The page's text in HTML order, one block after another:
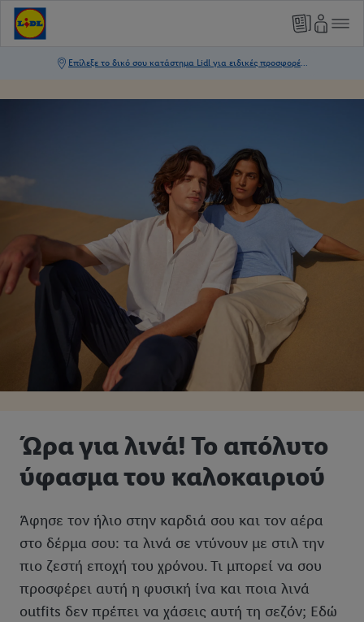
Ώρα για λινά! Το απόλυτο
ύφασμα του καλοκαιριού
Άφησε τον ήλιο στην καρδιά σου και τον αέρα
στο δέρμα σου: τα λινά σε ντύνουν με στιλ την
πιο ζεστή εποχή του χρόνου. Τι μπορεί να σου
προσφέρει αυτή η φυσική ίνα και ποια λινά
outfits δεν πρέπει να χάσεις αυτή τη σεζόν; Εδώ